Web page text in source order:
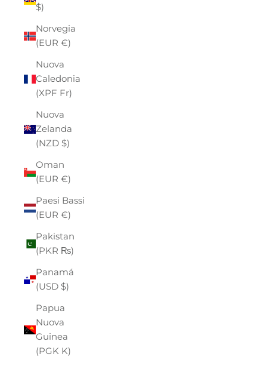
$)
Norvegia
(EUR €)
Nuova
Caledonia
(XPF Fr)
Nuova
Zelanda
(NZD $)
Oman
(EUR €)
Paesi Bassi
(EUR €)
Pakistan
(PKR ₨)
Panamá
(USD $)
Papua
Nuova
Guinea
(PGK K)